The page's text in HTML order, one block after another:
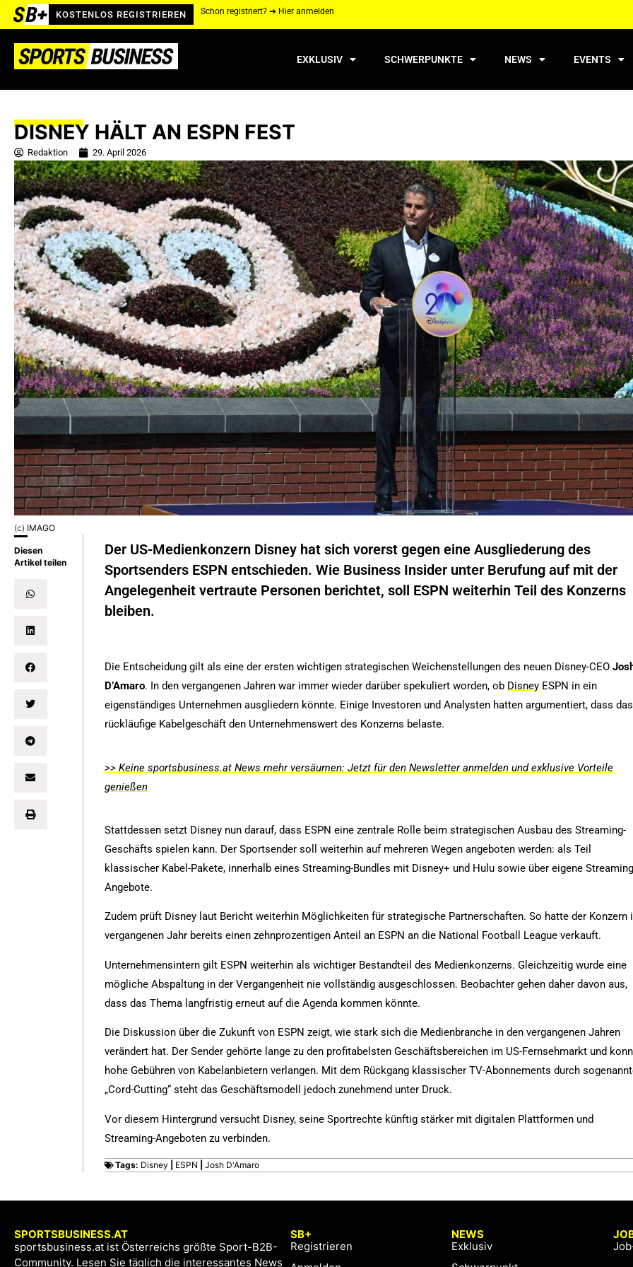
KOSTENLOS REGISTRIEREN Schon registriert? ➔ Hier anmelden
EXKLUSIV SCHWERPUNKTE NEWS EVENTS
DISNEY HÄLT AN ESPN FEST
Redaktion 29. April 2026
(c) IMAGO
Diesen
Artikel teilen
Der US-Medienkonzern Disney hat sich vorerst gegen eine Ausgliederung des
Sportsenders ESPN entschieden. Wie Business Insider unter Berufung auf mit der
Angelegenheit vertraute Personen berichtet, soll ESPN weiterhin Teil des Konzerns
bleiben.
Die Entscheidung gilt als eine der ersten wichtigen strategischen Weichenstellungen des neuen Disney-CEO
D’Amaro. In den vergangenen Jahren war immer wieder darüber spekuliert worden, ob Disney ESPN in ein
eigenständiges Unternehmen ausgliedern könnte. Einige Investoren und Analysten hatten argumentiert, dass das
rückläufige Kabelgeschäft den Unternehmenswert des Konzerns belaste.
>> Keine sportsbusiness.at News mehr versäumen: Jetzt für den Newsletter anmelden und exklusive Vorteile
genießen
Stattdessen setzt Disney nun darauf, dass ESPN eine zentrale Rolle beim strategischen Ausbau des Streaming-
Geschäfts spielen kann. Der Sportsender soll weiterhin auf mehreren Wegen angeboten werden: als Teil
klassischer Kabel-Pakete, innerhalb eines Streaming-Bundles mit Disney+ und Hulu sowie über eigene
Angebote.
Zudem prüft Disney laut Bericht weiterhin Möglichkeiten für strategische Partnerschaften. So hatte der Konzern
vergangenen Jahr bereits einen zehnprozentigen Anteil an ESPN an die National Football League verkauft.
Unternehmensintern gilt ESPN weiterhin als wichtiger Bestandteil des Medienkonzerns. Gleichzeitig wurde eine
mögliche Abspaltung in der Vergangenheit nie vollständig ausgeschlossen. Beobachter gehen daher davon aus,
dass das Thema langfristig erneut auf die Agenda kommen könnte.
Die Diskussion über die Zukunft von ESPN zeigt, wie stark sich die Medienbranche in den vergangenen Jahren
verändert hat. Der Sender gehörte lange zu den profitabelsten Geschäftsbereichen im US-Fernsehmarkt und
hohe Gebühren von Kabelanbietern verlangen. Mit dem Rückgang klassischer TV-Abonnements durch
„Cord-Cutting“ steht das Geschäftsmodell jedoch zunehmend unter Druck.
Vor diesem Hintergrund versucht Disney, seine Sportrechte künftig stärker mit digitalen Plattformen und
Streaming-Angeboten zu verbinden.
Tags: Disney ESPN |Josh D'Amaro
SPORTSBUSINESS.AT
sportsbusiness.at ist Österreichs größte Sport-B2B-
Community. Lesen Sie täglich die interessantes News
SB+
Registrieren
NEWS
Exklusiv